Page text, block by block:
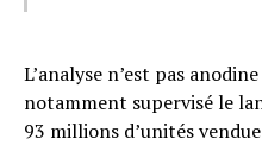
L’analyse n’est pas
notamment supervisé le
93 millions d’unités